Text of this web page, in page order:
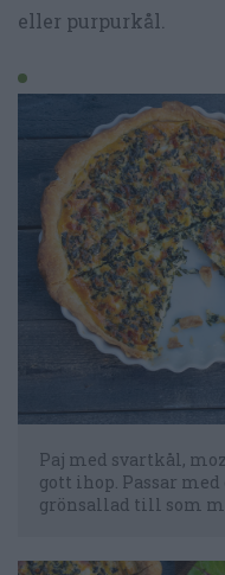
eller purpurkål.
Paj med svartkål,
gott ihop. Passar
grönsallad till som